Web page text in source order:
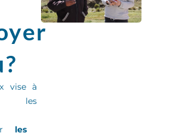
vise à
les
les